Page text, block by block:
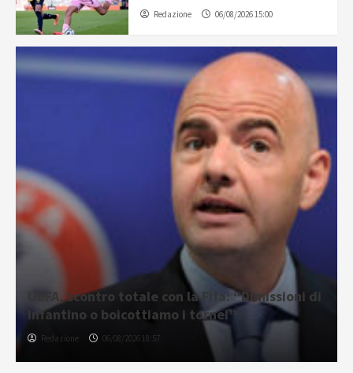
Redazione 06/08/2026 15:00
UEFA, scontro totale con la Fifa: “Dimissioni di
Infantino o boicottiamo i tornei”
Redazione 06/08/2026 18:57